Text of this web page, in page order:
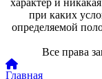
характер и
при каких
определяемой
Все права
Главная